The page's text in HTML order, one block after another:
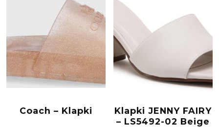
Coach – Klapki
Klapki JENNY FAIRY
– LS5492-02 Beige